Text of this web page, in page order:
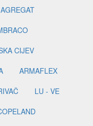
AGREGAT
CIJEV
ARMAFLEX
LU - VE